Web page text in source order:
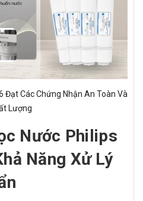
Đạt Các Chứng Nhận An Toàn Và
Lượng
Nước Philips
Năng Xử Lý